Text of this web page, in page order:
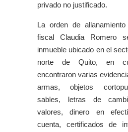
privado no justificado.
La orden de
fiscal Claudia Romero
inmueble ubicado en el
norte de Quito, en
encontraron varias
armas, objetos
sables, letras de
valores, dinero en
cuenta, certificados de